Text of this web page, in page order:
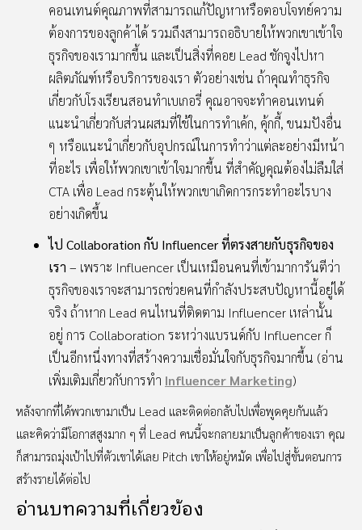
คอนเทนต์คุณภาพที่สามารถแก้ปัญหาหรือตอบโจทย์ความ
ต้องการของลูกค้าได้ รวมถึงสามารถอธิบายให้พวกเขาเข้าใจ
ธุรกิจของเรามากขึ้น และเป็นสิ่งที่คอย Lead ชักจูงไปหา
ผลิตภัณฑ์หรือบริการของเรา ตัวอย่างเช่น ถ้าคุณทำธุรกิจ
เกี่ยวกับโรงเรียนสอนทำเบเกอรี่ คุณอาจจะทำคอนเทนต์
แนะนำเกี่ยวกับส่วนผสมที่ใช้ในการทำเค้ก, คุ้กกี้, ขนมปังอื่น
ๆ หรือแนะนำเกี่ยวกับอุปกรณ์ในการทำว่าแต่ละอย่างมีหน้า
ที่อะไร เพื่อให้พวกเขาเข้าใจมากขึ้น ที่สำคัญคุณต้องไม่ลืมใส่
CTA เพื่อ Lead กระตุ้นให้พวกเขาเกิดการกระทำอะไรบาง
อย่างเกิดขึ้น
ไป Collaboration กับ Influencer ที่ตรงสายกับธุรกิจของ
เรา – เพราะ Influencer เป็นเหมือนคนที่เข้ามาการันตีว่า
ธุรกิจของเราจะสามารถช่วยคนที่กำลังประสบปัญหานี้อยู่ได้
จริง ถ้าหาก Lead คนไหนที่ติดตาม Influencer เหล่านั้น
อยู่ การ Collaboration ระหว่างแบรนด์กับ Influencer ก็
เป็นอีกหนึ่งทางที่สร้างความเชื่อมั่นใจกับธุรกิจมากขึ้น (อ่าน
เพิ่มเติมเกี่ยวกับการทำ Influencer Marketing)
หลังจากที่ได้พวกเขามาเป็น Lead และติดต่อกลับไปเพื่อพูดคุยกันแล้ว
และคิดว่ามีโอกาสสูงมาก ๆ ที่ Lead คนนี้จะกลายมาเป็นลูกค้าของเรา คุณ
ก็สามารถมุ่งเป้าไปที่ตัวเขาได้เลย Pitch เขาให้อยู่หมัด เพื่อไปสู่ขั้นตอนการ
สร้างรายได้ต่อไป
อ่านบทความที่เกี่ยวข้อง